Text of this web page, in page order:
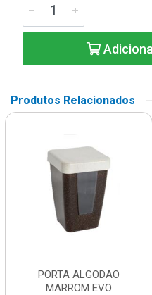
Produtos Relacionados
PORTA ALGODAO
MARROM EVO